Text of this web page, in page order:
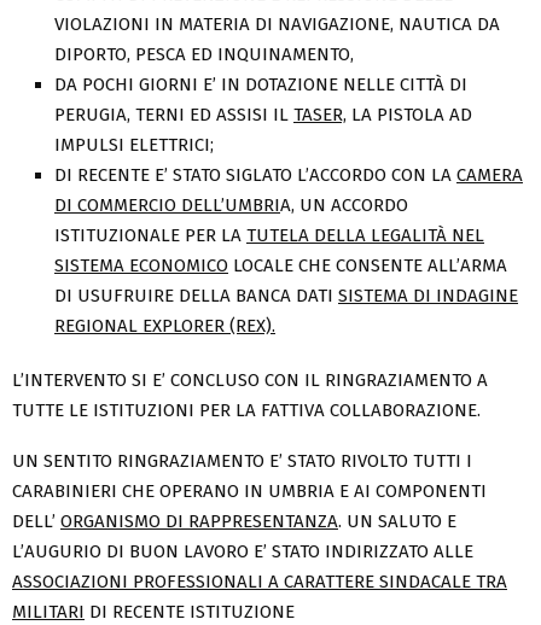
VIOLAZIONI IN MATERIA DI NAVIGAZIONE, NAUTICA DA
DIPORTO, PESCA ED INQUINAMENTO,
DA POCHI GIORNI E’ IN DOTAZIONE NELLE CITTÀ DI
PERUGIA, TERNI ED ASSISI IL TASER, LA PISTOLA AD
IMPULSI ELETTRICI;
DI RECENTE E’ STATO SIGLATO L’ACCORDO CON LA CAMERA
DI COMMERCIO DELL’UMBRIA, UN ACCORDO
ISTITUZIONALE PER LA TUTELA DELLA LEGALITÀ NEL
SISTEMA ECONOMICO LOCALE CHE CONSENTE ALL’ARMA
DI USUFRUIRE DELLA BANCA DATI SISTEMA DI INDAGINE
REGIONAL EXPLORER (REX).
L’INTERVENTO SI E’ CONCLUSO CON IL RINGRAZIAMENTO A
TUTTE LE ISTITUZIONI PER LA FATTIVA COLLABORAZIONE.
UN SENTITO RINGRAZIAMENTO E’ STATO RIVOLTO TUTTI I
CARABINIERI CHE OPERANO IN UMBRIA E AI COMPONENTI
DELL’ ORGANISMO DI RAPPRESENTANZA. UN SALUTO E
L’AUGURIO DI BUON LAVORO E’ STATO INDIRIZZATO ALLE
ASSOCIAZIONI PROFESSIONALI A CARATTERE SINDACALE TRA
MILITARI DI RECENTE ISTITUZIONE